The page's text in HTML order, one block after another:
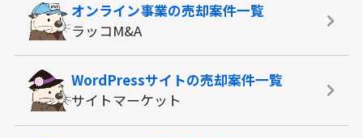
オンライン事業の売却案件一覧
ラッコM&A
WordPressサイトの売却案件一覧
サイトマーケット